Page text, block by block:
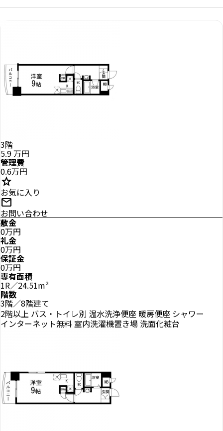
3階
5.9万円
管理費
0.6万円
star
お気に入り
mail
お問い合わせ
敷金
0万円
礼金
0万円
保証金
0万円
専有面積
1R／24.51m²
階数
3階／8階建て
2階以上 バス・トイレ別 温水洗浄便座 暖房便座 シャワー
インターネット無料 室内洗濯機置き場 洗面化粧台